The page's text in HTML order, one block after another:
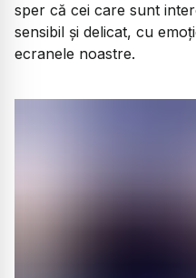
sper că cei care sunt
sensibil și delicat, cu
ecranele noastre.